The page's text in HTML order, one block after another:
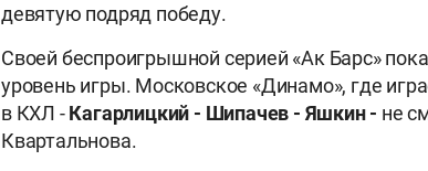
девятую подряд победу.
Своей беспроигрышной серией «Ак Барс»
уровень игры. Московское «Динамо», где
в КХЛ -Кагарлицкий - Шипачев - Яшкин - не
Квартальнова.